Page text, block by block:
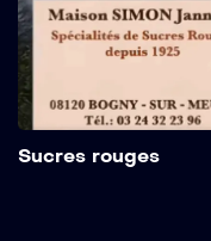
Sucres rouges